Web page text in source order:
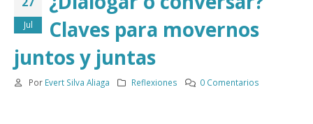
Jul
Claves para movernos
juntos y juntas
Por Evert Silva Aliaga Reflexiones 0 Comentarios